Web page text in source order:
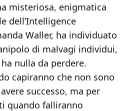
misteriosa, enigmatica
dell’Intelligence
Waller, ha individuato
di malvagi individui,
nulla da perdere.
capiranno che non sono
successo, ma per
quando falliranno